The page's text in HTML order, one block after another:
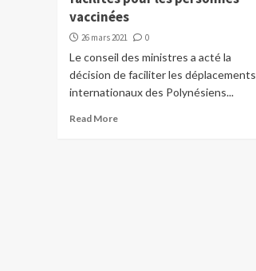
vaccinées
26 mars 2021 0
Le conseil des ministres a acté la
décision de faciliter les déplacements
internationaux des Polynésiens...
Read More